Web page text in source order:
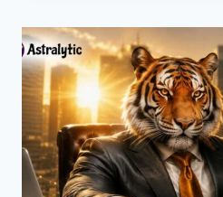
LEBIH
BERUNTUNG
DALAM
BISNIS
DAN
INVESTASI
MODERN